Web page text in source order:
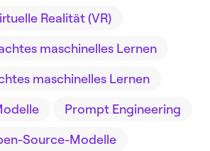
Realität (VR)
maschinelles Lernen
maschinelles Lernen
Prompt Engineering
Source-Modelle